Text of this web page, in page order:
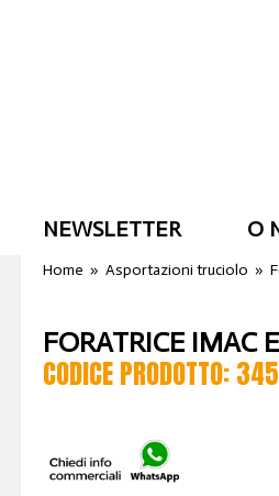
NEWSLETTER O
Home »Asportazioni truciolo »
FORATRICE IMAC
CODICE PRODOTTO: